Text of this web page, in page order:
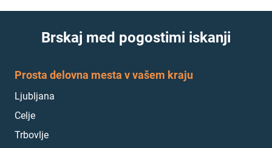
Brskaj med pogostimi iskanji
Prosta delovna mesta v vašem kraju
Ljubljana
Celje
Trbovlje